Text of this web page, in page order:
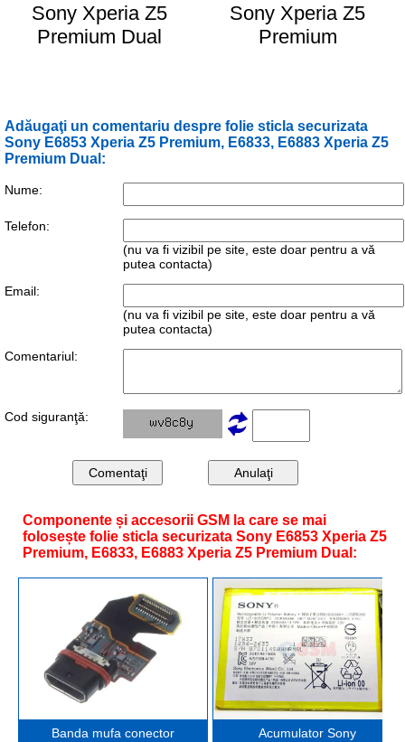
Sony Xperia Z5
Premium Dual
Sony Xperia Z5
Premium
Adăugaţi un comentariu despre folie sticla securizata
Sony E6853 Xperia Z5 Premium, E6833, E6883 Xperia Z5
Premium Dual:
Nume:
Telefon:
(nu va fi vizibil pe site, este doar pentru a vă
putea contacta)
Email:
(nu va fi vizibil pe site, este doar pentru a vă
putea contacta)
Comentariul:
Cod siguranţă:
Componente și accesorii GSM la care se mai
folosește folie sticla securizata Sony E6853 Xperia Z5
Premium, E6833, E6883 Xperia Z5 Premium Dual:
Banda mufa conector Acumulator Sony